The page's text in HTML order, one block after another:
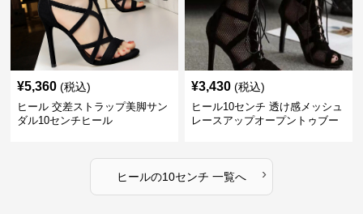
¥5,360 (税込)
ヒール 交差ストラップ美脚サン
ダル10センチヒール
¥3,430 (税込)
ヒール10センチ 透け感メッシュ
レースアップオープントゥブー
ヒールの10センチ 一覧へ ›